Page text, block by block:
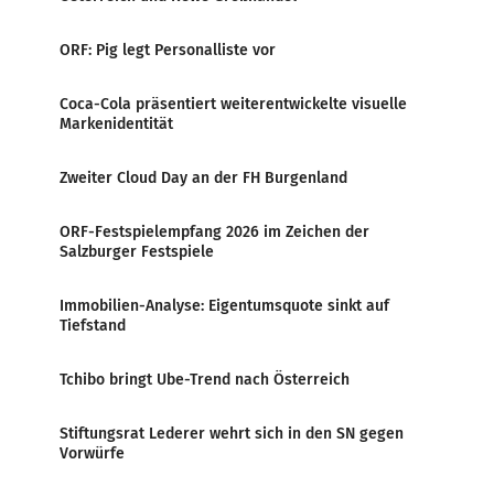
ORF: Pig legt Personalliste vor
Coca-Cola präsentiert weiterentwickelte visuelle
Markenidentität
Zweiter Cloud Day an der FH Burgenland
ORF-Festspielempfang 2026 im Zeichen der
Salzburger Festspiele
Immobilien-Analyse: Eigentumsquote sinkt auf
Tiefstand
Tchibo bringt Ube-Trend nach Österreich
Stiftungsrat Lederer wehrt sich in den SN gegen
Vorwürfe